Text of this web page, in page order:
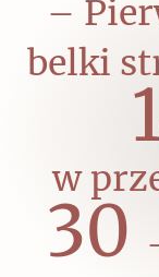
–
belki
w
30